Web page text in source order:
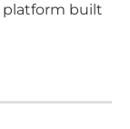
platform built